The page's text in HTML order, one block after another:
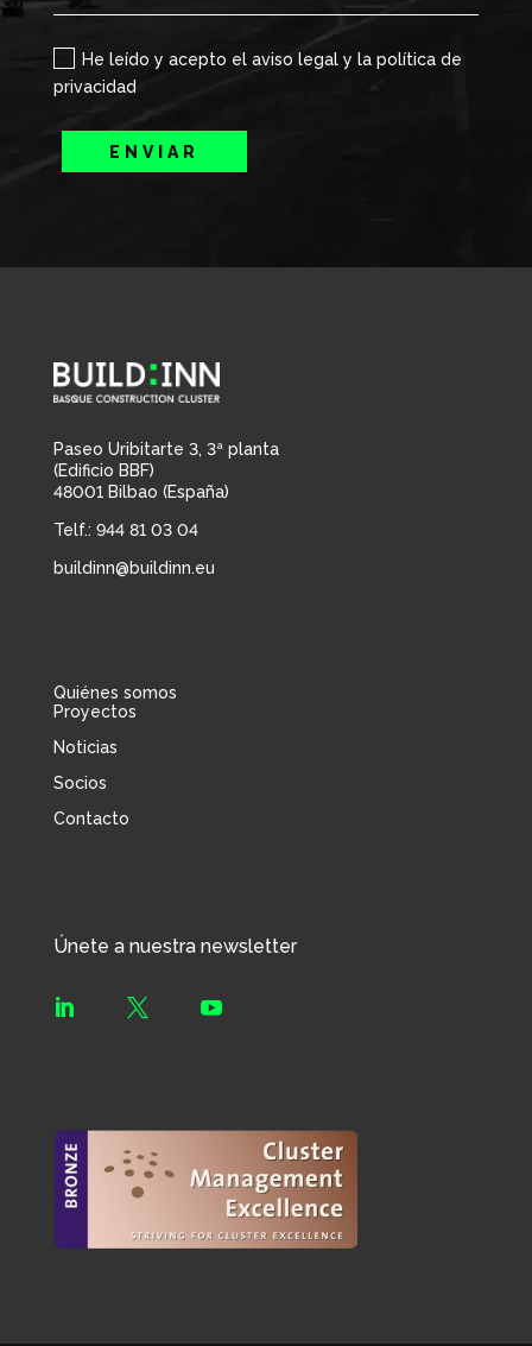
He leído y acepto el aviso legal y la política de
privacidad
ENVIAR
Paseo Uribitarte 3, 3ª planta
(Edificio BBF)
48001 Bilbao (España)
Telf.: 944 81 03 04
buildinn@buildinn.eu
Quiénes somos
Proyectos
Noticias
Socios
Contacto
Únete a nuestra newsletter
  